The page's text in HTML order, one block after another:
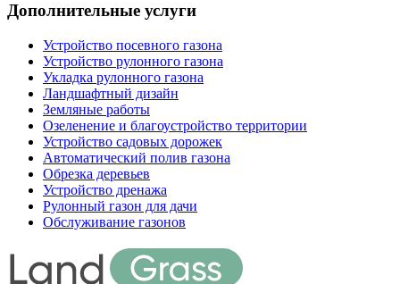
Дополнительные услуги
Устройство посевного газона
Устройство рулонного газона
Укладка рулонного газона
Ландшафтный дизайн
Земляные работы
Озеленение и благоустройство территории
Устройство садовых дорожек
Автоматический полив газона
Обрезка деревьев
Устройство дренажа
Рулонный газон для дачи
Обслуживание газонов